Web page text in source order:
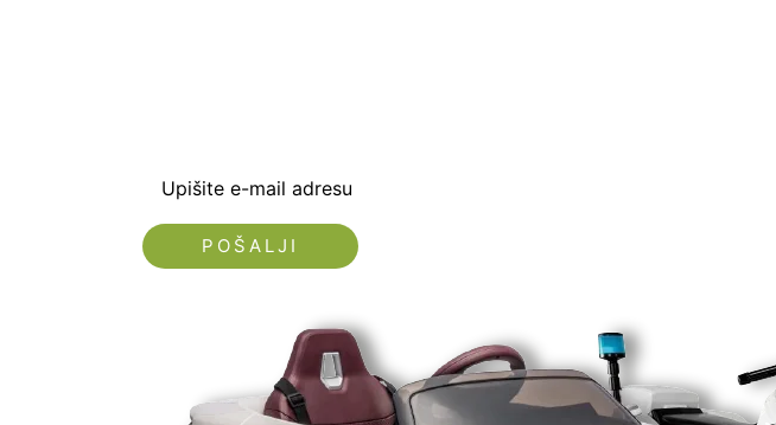
Upišite e-mail adresu